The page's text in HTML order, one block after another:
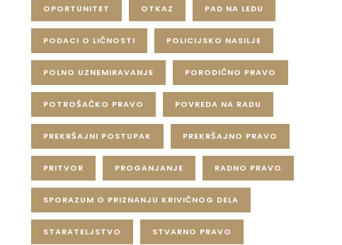
OPORTUNITET OTKAZ PAD NA LEDU
PODACI O LIČNOSTI POLICIJSKO NASILJE
POLNO UZNEMIRAVANJE PORODIČNO PRAVO
POTROŠAČKO PRAVO POVREDA NA RADU
PREKRŠAJNI POSTUPAK PREKRŠAJNO PRAVO
PRITVOR PROGANJANJE RADNO PRAVO
SPORAZUM O PRIZNANJU KRIVIČNOG DELA
STARATELJSTVO STVARNO PRAVO